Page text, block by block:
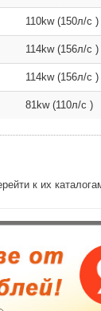
110kw (150л/с )
114kw (156л/с )
114kw (156л/с )
81kw (110л/с )
к их